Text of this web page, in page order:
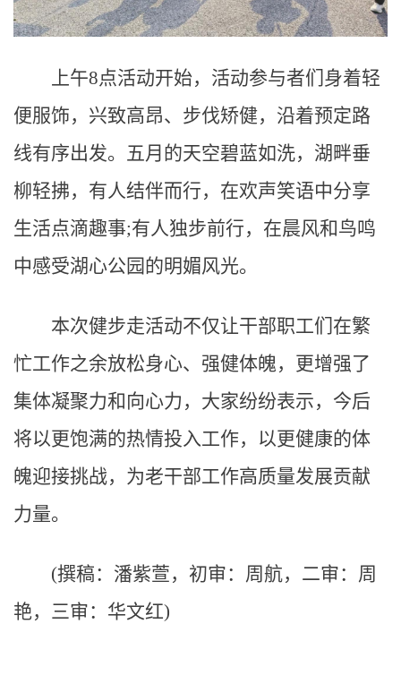
上午8点活动开始，活动参与者们身着轻
便服饰，兴致高昂、步伐矫健，沿着预定路
线有序出发。五月的天空碧蓝如洗，湖畔垂
柳轻拂，有人结伴而行，在欢声笑语中分享
生活点滴趣事;有人独步前行，在晨风和鸟鸣
中感受湖心公园的明媚风光。
本次健步走活动不仅让干部职工们在繁
忙工作之余放松身心、强健体魄，更增强了
集体凝聚力和向心力，大家纷纷表示，今后
将以更饱满的热情投入工作，以更健康的体
魄迎接挑战，为老干部工作高质量发展贡献
力量。
(撰稿：潘紫萱，初审：周航，二审：周
艳，三审：华文红)